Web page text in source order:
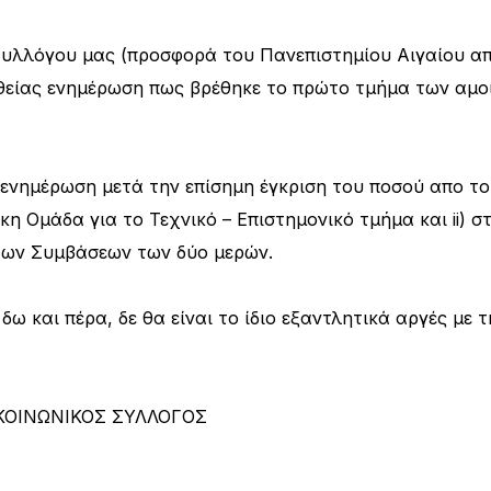
μας (προσφορά του Πανεπιστημίου Αιγαίου
ενημέρωση πως βρέθηκε το πρώτο τμήμα των
μετά την επίσημη έγκριση του ποσού απο
Ομάδα για το Τεχνικό – Επιστημονικό τμήμα και ii)
Συμβάσεων των δύο μερών.
και πέρα, δε θα είναι το ίδιο εξαντλητικά αργές με
ΣΥΛΛΟΓΟΣ